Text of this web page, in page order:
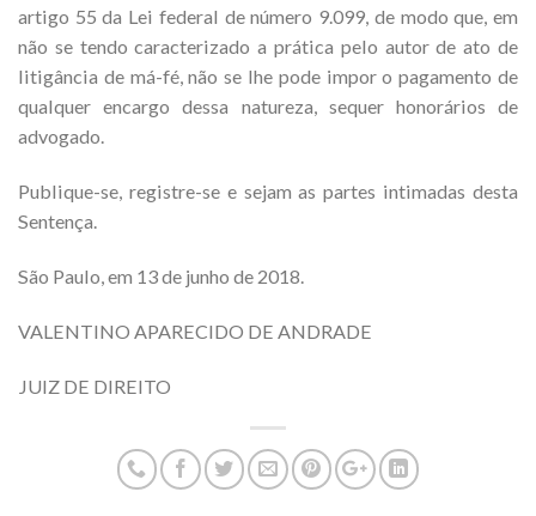
artigo 55 da Lei federal de número 9.099, de modo que, em
não se tendo caracterizado a prática pelo autor de ato de
litigância de má-fé, não se lhe pode impor o pagamento de
qualquer encargo dessa natureza, sequer honorários de
advogado.
Publique-se, registre-se e sejam as partes intimadas desta
Sentença.
São Paulo, em 13 de junho de 2018.
VALENTINO APARECIDO DE ANDRADE
JUIZ DE DIREITO